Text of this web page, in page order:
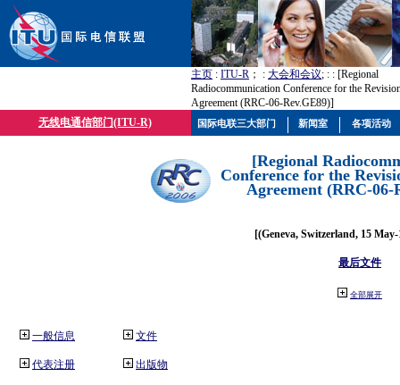
主页 : ITU-R ； : 大会和会议; : : [Regional
Radiocommunication Conference for the
Agreement (RRC-06-Rev.GE89)]
无线电通信部门(ITU-R)
[Regional
Conference for the
Agreement (RRC-06-
[(Geneva, Switzerland, 15
最后文件
全部展开
一般信息
代表注册
文件
出版物
国际电联三大部门 新闻室 各项活动